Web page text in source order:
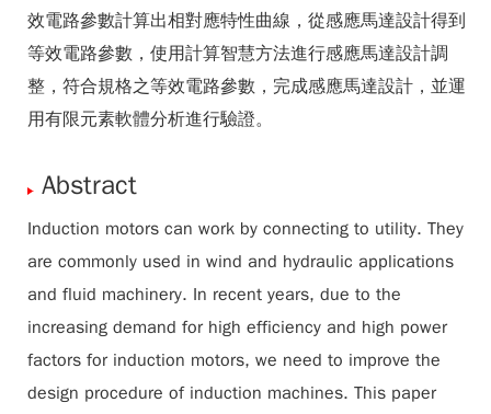
效電路參數計算出相對應特性曲線，從感應馬達設計得到
等效電路參數，使用計算智慧方法進行感應馬達設計調
整，符合規格之等效電路參數，完成感應馬達設計，並運
用有限元素軟體分析進行驗證。
Abstract
Induction motors can work by connecting to utility. They
are commonly used in wind and hydraulic applications
and fluid machinery. In recent years, due to the
increasing demand for high efficiency and high power
factors for induction motors, we need to improve the
design procedure of induction machines. This paper